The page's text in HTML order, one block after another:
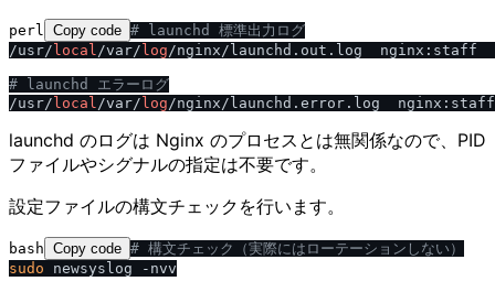
perl Copy code # launchd 標準出力ログ
/usr/local /var/log /nginx/launchd.out.log  nginx:staff
# launchd エラーログ
/usr/local /var/log /nginx/launchd.error.log
launchd のログは Nginx のプロセスとは無関係なので、PID
ファイルやシグナルの指定は不要です。
設定ファイルの構文チェックを行います。
bash Copy code # 構文チェック（実際にはローテーションしない）
sudo